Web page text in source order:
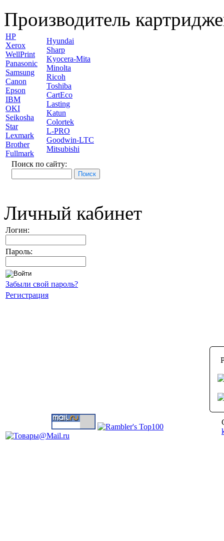
Производитель
HP
Xerox
WellPrint
Panasonic
Samsung
Canon
Epson
IBM
OKI
Seikosha
Star
Lexmark
Brother
Fullmark
Hyundai
Sharp
Kyocera-Mita
Minolta
Ricoh
Toshiba
CartEco
Lasting
Katun
Colortek
L-PRO
Goodwin-LTC
Mitsubishi
Поиск по сайту:
Личный кабинет
Логин:
Пароль:
Забыли свой пароль?
Регистрация